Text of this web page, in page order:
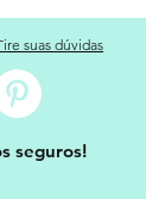
suas dúvidas
seguros!